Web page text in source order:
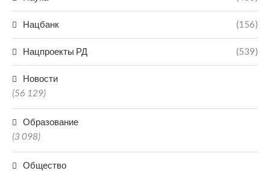
Нацбанк (156)
Нацпроекты РД (539)
Новости
(56 129)
Образование
(3 098)
Общество